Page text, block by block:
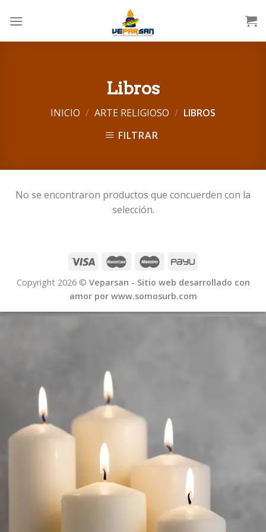
Libros
INICIO / ARTE RELIGIOSO / LIBROS
FILTRAR
No se encontraron productos que concuerden con la
selección.
Copyright 2026 © Veparsan - Sitio web desarrollado con
amor por www.somosurb.com